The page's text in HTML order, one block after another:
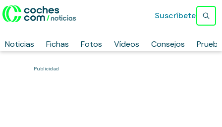
Noticias Fichas Fotos Vídeos Consejos
Suscríbete
Publicidad